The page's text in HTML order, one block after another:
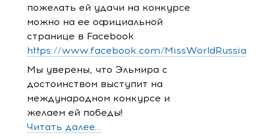
пожелать ей удачи на конкурсе
можно на ее официальной
странице в Facebook
https://www.facebook.com/MissWorldRussia
Мы уверены, что Эльмира с
достоинством выступит на
международном конкурсе и
желаем ей победы!
Читать далее...